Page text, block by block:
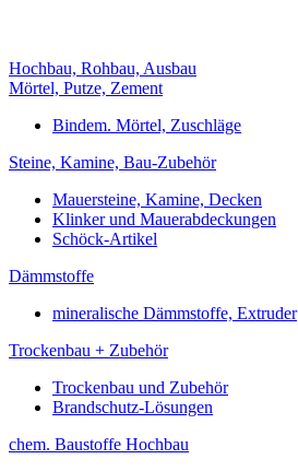
Hochbau, Rohbau, Ausbau
Mörtel, Putze, Zement
Bindem. Mörtel, Zuschläge
Steine, Kamine, Bau-Zubehör
Mauersteine, Kamine, Decken
Klinker und Mauerabdeckungen
Schöck-Artikel
Dämmstoffe
mineralische Dämmstoffe, Extruder
Trockenbau + Zubehör
Trockenbau und Zubehör
Brandschutz-Lösungen
chem. Baustoffe Hochbau